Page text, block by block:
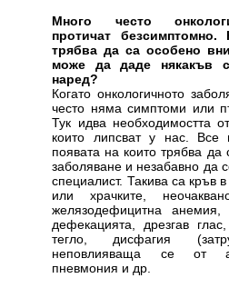
Много често
протичат
трябва да са особено
може да даде някакъв
наред?
Когато онкологичното
често няма симптоми или
Тук идва необходимостта
които липсват у нас.
появата на които трябва да
заболяване и незабавно да
специалист. Такива са кръв
или храчките,
желязодефицитна
дефекацията, дрезгав
тегло, дисфагия
неповлияваща се от
пневмония и др.